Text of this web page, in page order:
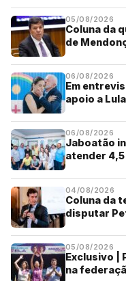
05/08/2026
Coluna da
de
06/08/2026
Em
apoio a Lula
06/08/2026
Jaboatão
atender
04/08/2026
Coluna da
disputar
05/08/2026
Exclusivo |
na